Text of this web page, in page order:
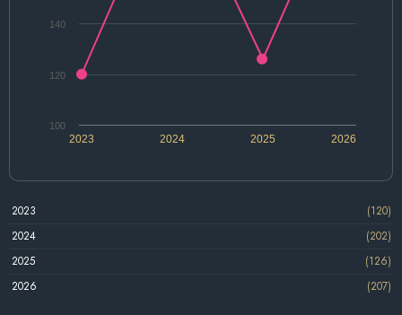
2024 2026
2023 2025
100
120
140
2023
(120)
2024
(202)
2025
(126)
2026
(207)